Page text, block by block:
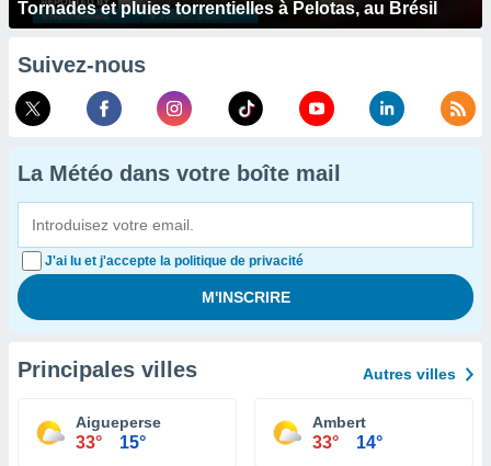
Tornades et pluies torrentielles à Pelotas, au Brésil
Suivez-nous
La Météo dans votre boîte mail
J'ai lu et j'accepte la politique de privacité
Principales villes Autres villes
Aigueperse
33° 15°
Ambert
33° 14°